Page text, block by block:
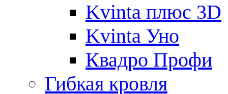
Kvinta плюс 3D
Kvinta Уно
Квадро Профи
Гибкая кровля